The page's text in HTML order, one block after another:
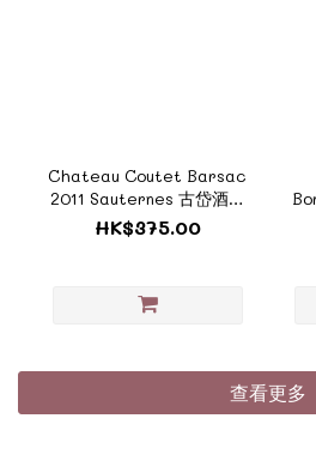
Chateau Coutet Barsac
2011 Sauternes 古岱酒莊
《ZTF638D》
HK$375.00
查看更多